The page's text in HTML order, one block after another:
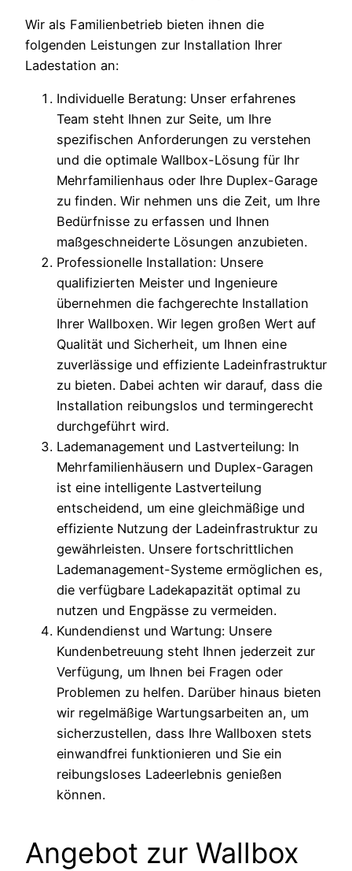
Wir als Familienbetrieb bieten ihnen die
folgenden Leistungen zur Installation Ihrer
Ladestation an:
Individuelle Beratung: Unser erfahrenes
Team steht Ihnen zur Seite, um Ihre
spezifischen Anforderungen zu verstehen
und die optimale Wallbox-Lösung für Ihr
Mehrfamilienhaus oder Ihre Duplex-Garage
zu finden. Wir nehmen uns die Zeit, um Ihre
Bedürfnisse zu erfassen und Ihnen
maßgeschneiderte Lösungen anzubieten.
Professionelle Installation: Unsere
qualifizierten Meister und Ingenieure
übernehmen die fachgerechte Installation
Ihrer Wallboxen. Wir legen großen Wert auf
Qualität und Sicherheit, um Ihnen eine
zuverlässige und effiziente Ladeinfrastruktur
zu bieten. Dabei achten wir darauf, dass die
Installation reibungslos und termingerecht
durchgeführt wird.
Lademanagement und Lastverteilung: In
Mehrfamilienhäusern und Duplex-Garagen
ist eine intelligente Lastverteilung
entscheidend, um eine gleichmäßige und
effiziente Nutzung der Ladeinfrastruktur zu
gewährleisten. Unsere fortschrittlichen
Lademanagement-Systeme ermöglichen es,
die verfügbare Ladekapazität optimal zu
nutzen und Engpässe zu vermeiden.
Kundendienst und Wartung: Unsere
Kundenbetreuung steht Ihnen jederzeit zur
Verfügung, um Ihnen bei Fragen oder
Problemen zu helfen. Darüber hinaus bieten
wir regelmäßige Wartungsarbeiten an, um
sicherzustellen, dass Ihre Wallboxen stets
einwandfrei funktionieren und Sie ein
reibungsloses Ladeerlebnis genießen
können.
Angebot zur Wallbox